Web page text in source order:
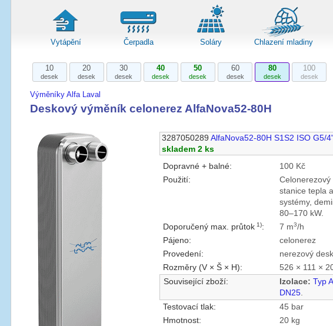
Vytápění Čerpadla Soláry Chlazení mladiny
10
desek
20
desek
30
desek
40
desek
50
desek
60
desek
80
desek
100
desek
Výměníky Alfa Laval
Deskový výměník celonerez AlfaNova52-80H
3287050289 AlfaNova52-80H S1S2 ISO G5/
skladem 2 ks
Dopravné + balné:
100 Kč
Použití:
stanice tepla
systémy,
80–170 kW.
Doporučený max. průtok 1): 7 m3/h
Pájeno:
celonerez
Provedení:
nerezový
Rozměry (V × Š × H):
526 × 111 ×
Související zboží:
Izolace: Typ
DN25.
Testovací tlak:
45 bar
Hmotnost:
20 kg